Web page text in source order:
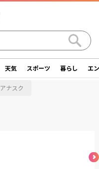
イベント ニュース
天気 スポーツ 暮らし エ
アナスク